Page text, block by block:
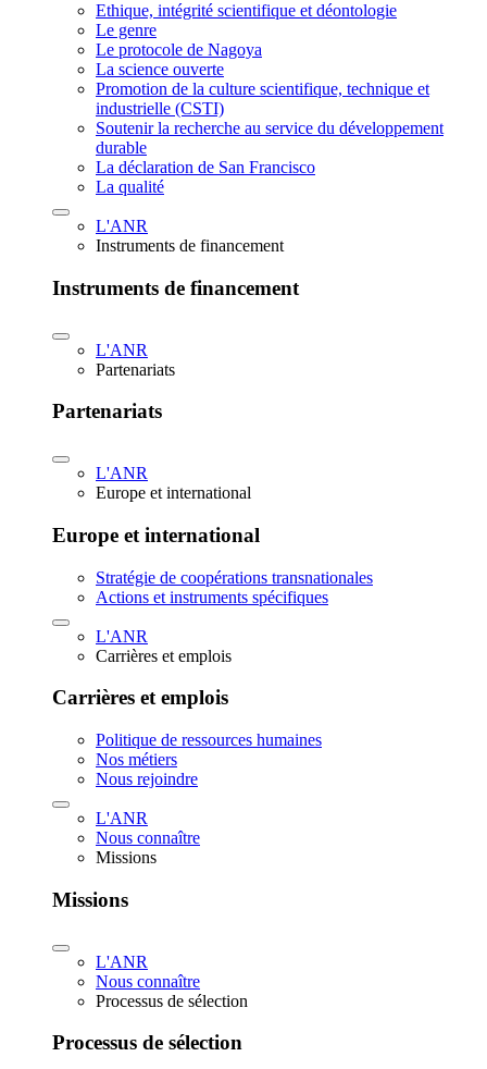
Ethique, intégrité scientifique et déontologie
Le genre
Le protocole de Nagoya
La science ouverte
Promotion de la culture scientifique, technique et
industrielle (CSTI)
Soutenir la recherche au service du développement
durable
La déclaration de San Francisco
La qualité
L'ANR
Instruments de financement
Instruments de financement
L'ANR
Partenariats
Partenariats
L'ANR
Europe et international
Europe et international
Stratégie de coopérations transnationales
Actions et instruments spécifiques
L'ANR
Carrières et emplois
Carrières et emplois
Politique de ressources humaines
Nos métiers
Nous rejoindre
L'ANR
Nous connaître
Missions
Missions
L'ANR
Nous connaître
Processus de sélection
Processus de sélection